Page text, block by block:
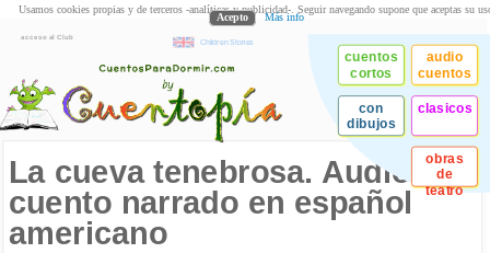
acceso al Club
Children Stories
cuentos
cortos
audio
cuentos
con
dibujos
clasicos
obras
de
teatro
La cueva tenebrosa. Audio
cuento narrado en español
americano
Usamos cookies propias y de terceros -analíticas y publicidad-. Seguir navegando supone que aceptas su
Acepto Más info